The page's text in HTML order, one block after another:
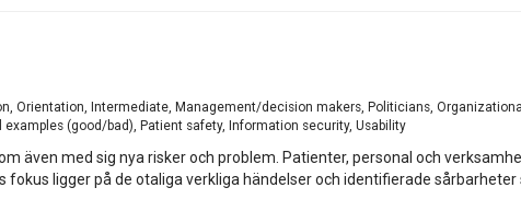
Orientation, Intermediate, Management/decision makers, Politicians,
(good/bad), Patient safety, Information security, Usability
även med sig nya risker och problem. Patienter, personal och
ligger på de otaliga verkliga händelser och identifierade